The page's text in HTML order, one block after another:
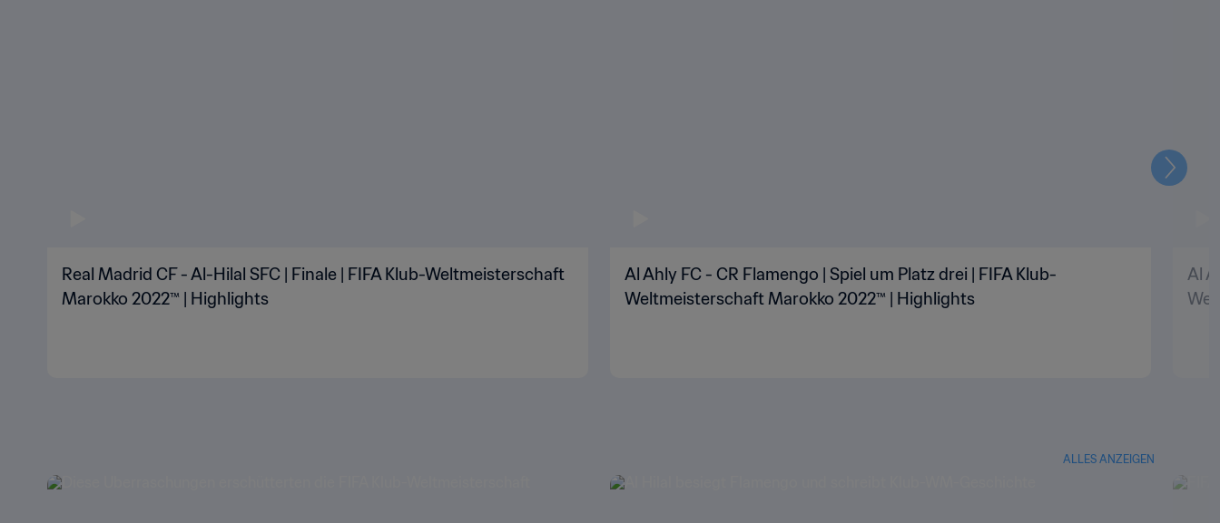
Real Madrid CF - Al-Hilal SFC | Finale | FIFA Klub-Weltmeisterschaft
Marokko 2022™ | Highlights
Al Ahly FC - CR Flamengo | Spiel um Platz drei | FIFA Klub-
Weltmeisterschaft Marokko 2022™ | Highlights
Al
Weiter
ALLES ANZEIGEN